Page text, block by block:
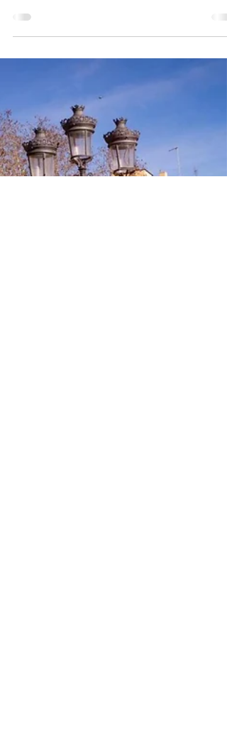
5 ago 2025
3 min de lectura
Vuela sobre Girona: La Magia de
un Paseo en Globo Aerostático
Flota sobre viñedos, pueblos medievales y la costa
catalana con un paseo en globo inolvidable con
Globus Empordà. Una experiencia mágica cerca
Girona.